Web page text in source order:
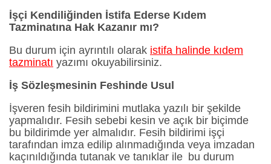
İşçi Kendiliğinden İstifa Ederse Kıdem
Tazminatına Hak Kazanır mı?
Bu durum için ayrıntılı olarak istifa halinde kıdem
tazminatı yazımı okuyabilirsiniz.
İş Sözleşmesinin Feshinde Usul
İşveren fesih bildirimini mutlaka yazılı bir şekilde
yapmalıdır. Fesih sebebi kesin ve açık bir biçimde
bu bildirimde yer almalıdır. Fesih bildirimi işçi
tarafından imza edilip alınmadığında veya imzadan
kaçınıldığında tutanak ve tanıklar ile bu durum